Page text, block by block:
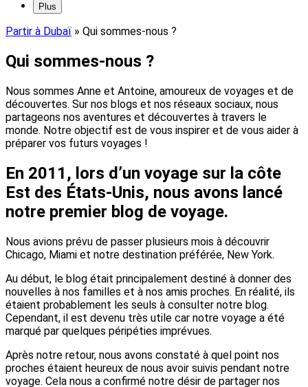
Plus
Partir à Dubaï » Qui sommes-nous ?
Qui sommes-nous ?
Nous sommes Anne et Antoine, amoureux de voyages et de
découvertes. Sur nos blogs et nos réseaux sociaux, nous
partageons nos aventures et découvertes à travers le
monde. Notre objectif est de vous inspirer et de vous aider à
préparer vos futurs voyages !
En 2011, lors d’un voyage sur la côte
Est des États-Unis, nous avons lancé
notre premier blog de voyage.
Nous avions prévu de passer plusieurs mois à découvrir
Chicago, Miami et notre destination préférée, New York.
Au début, le blog était principalement destiné à donner des
nouvelles à nos familles et à nos amis proches. En réalité, ils
étaient probablement les seuls à consulter notre blog.
Cependant, il est devenu très utile car notre voyage a été
marqué par quelques péripéties imprévues.
Après notre retour, nous avons constaté à quel point nos
proches étaient heureux de nous avoir suivis pendant notre
voyage. Cela nous a confirmé notre désir de partager nos